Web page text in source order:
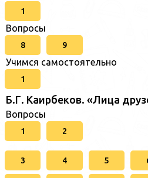
1
Вопросы
8 9
Учимся самостоятельно
1
Б.Г. Каирбеков. «Лица
Вопросы
1 2
3 4 5